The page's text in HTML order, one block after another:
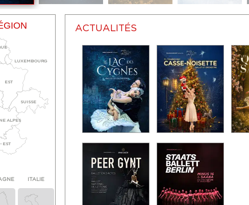
LUXEMBOURG
EST
ALPES
EST
SUISSE
ITALIE
ACTUALITÉS